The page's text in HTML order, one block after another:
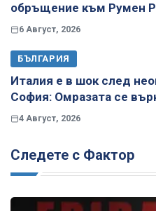
обръщение към Румен
6 Август, 2026
БЪЛГАРИЯ
Италия е в шок след
София: Омразата се
4 Август, 2026
Следете с Фактор